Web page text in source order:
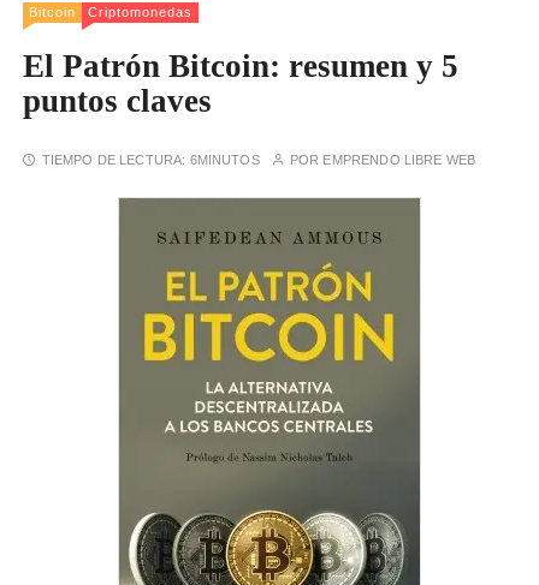
Bitcoin Criptomonedas
El Patrón Bitcoin: resumen y 5
puntos claves
TIEMPO DE LECTURA: 6MINUTOS POR EMPRENDO LIBRE WEB